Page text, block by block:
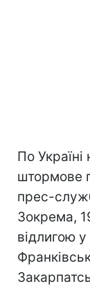
По
штормове
прес-
Зокрема,
відлигою у